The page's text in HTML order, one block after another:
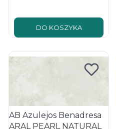
DO KOSZYKA
AB Azulejos Benadresa
ARAL PEARL NATURAL